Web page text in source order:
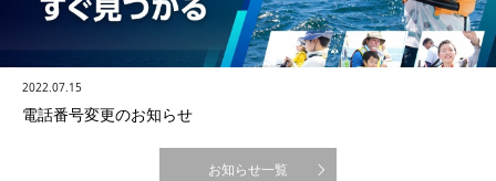
2022.07.15
電話番号変更のお知らせ
お知らせ一覧